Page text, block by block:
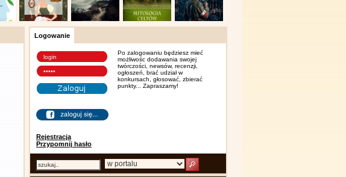
Logowanie
Rejestracja
Przypomnij hasło
Po zalogowaniu będziesz mieć
możliwośc dodawania swojej
twórczości, newsów, recenzji,
ogłoszeń, brać udział w
konkursach, głosować, zbierać
punkty... Zapraszamy!